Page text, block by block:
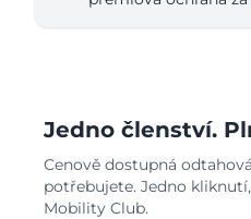
Jedno členství.
Cenově dostupná
potřebujete. Jedno
Mobility Club.